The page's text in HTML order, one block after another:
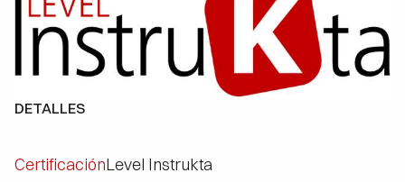
DETALLES
CertificaciónLevel Instrukta